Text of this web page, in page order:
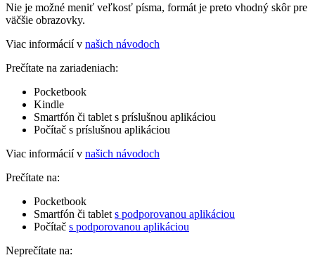
Nie je možné meniť veľkosť písma, formát je preto vhodný skôr pre
väčšie obrazovky.
Viac informácií v našich návodoch
Prečítate na zariadeniach:
Pocketbook
Kindle
Smartfón či tablet s príslušnou aplikáciou
Počítač s príslušnou aplikáciou
Viac informácií v našich návodoch
Prečítate na:
Pocketbook
Smartfón či tablet s podporovanou aplikáciou
Počítač s podporovanou aplikáciou
Neprečítate na: